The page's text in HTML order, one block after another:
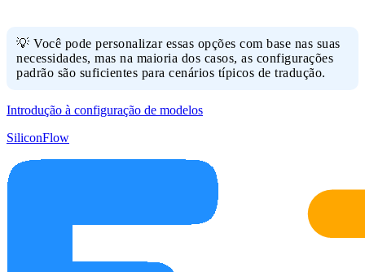
💡 Você pode personalizar essas opções com base nas suas
necessidades, mas na maioria dos casos, as configurações
padrão são suficientes para cenários típicos de tradução.
Introdução à configuração de modelos
SiliconFlow